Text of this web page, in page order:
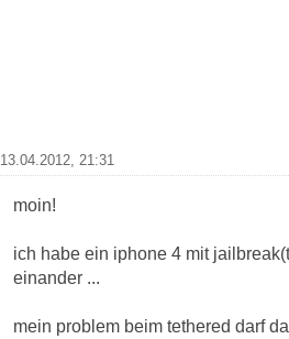
13.04.2012, 21:31
moin!
ich habe ein iphone 4 mit
einander ...
mein problem beim tethered darf